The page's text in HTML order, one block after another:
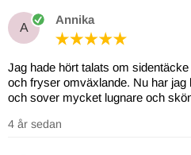
A
Annika
Jag hade hört talats om
och fryser omväxlande. Nu har jag
och sover mycket lugnare och
4 år sedan